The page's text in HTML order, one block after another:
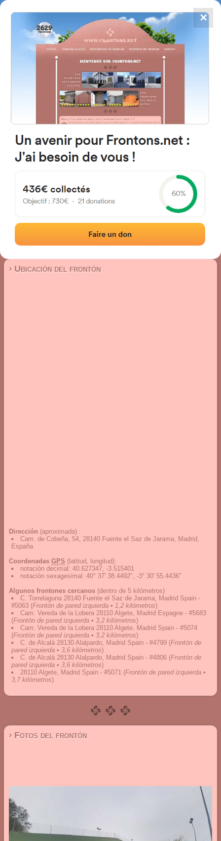
FRONTONS.NET
BUSCAR UN FRONTÓN
AÑADIR UN FRONTÓN
4784
frontones
Cam. de Cobeña 28140 Fuente
el Saz de Jarama, Madrid Spain
54 España
Frontón de pared izquierda
Localización|Fotos|Comentarios y reseñas
› Ubicación del frontón
Dirección (aproximada) :
Cam. de Cobeña, 54, 28140 Fuente el Saz de Jarama, Madrid,
España
Coordenadas GPS (latitud, longitud):
notación decimal : 40.627347, -3.515401
notación sexagesimal : 40° 37' 38.4492", -3° 30' 55.4436"
Algunos frontones cercanos (dentro de 5 kilómetros)
C. Torrelaguna 28140 Fuente el Saz de Jarama, Madrid Spain -
#5063 (Frontón de pared izquierda • 1,2 kilómetros)
Cam. Vereda de la Lobera 28110 Algete, Madrid Espagne - #5683
(Frontón de pared izquierda • 3,2 kilómetros)
Cam. Vereda de la Lobera 28110 Algete, Madrid Spain - #5074
(Frontón de pared izquierda • 3,2 kilómetros)
C. de Alcalá 28130 Alalpardo, Madrid Spain - #4799 (Frontón de
pared izquierda • 3,6 kilómetros)
C. de Alcalá 28130 Alalpardo, Madrid Spain - #4806 (Frontón de
pared izquierda • 3,6 kilómetros)
28110 Algete, Madrid Spain - #5071 (Frontón de pared izquierda •
3,7 kilómetros)
› Fotos del frontón
✕